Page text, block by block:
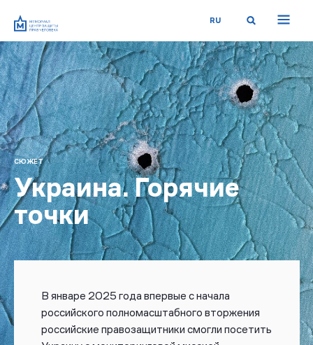
RU
СЮЖЕТ
Украина. Горячие
точки
В январе 2025 года впервые с начала
российского полномасштабного вторжения
российские правозащитники смогли посетить